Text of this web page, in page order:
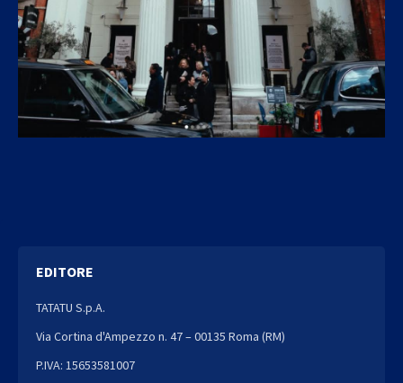
EDITORE
TATATU S.p.A.
Via Cortina d'Ampezzo n. 47 – 00135 Roma (RM)
P.IVA: 15653581007